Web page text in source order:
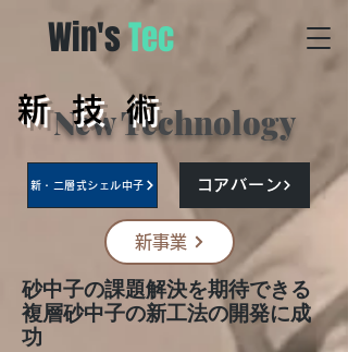
Win'sTec
New Technology
新 技 術
新・二層式シェル中子 コアバーン
新事業
砂中子の課題解決を期待できる
複層砂中子の新工法の開発に成
功